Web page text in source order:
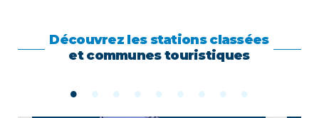
Découvrez les stations classées
et communes touristiques